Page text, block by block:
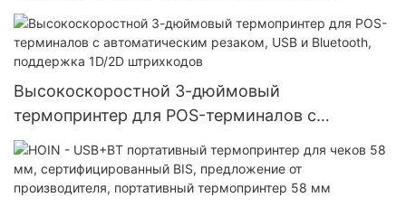
портативный термопринтер
Высокоскоростной 3-дюймовый
термопринтер для POS-терминалов с
автоматическим резаком, USB и Bluetooth,
поддержка 1D/2D штрихкодов